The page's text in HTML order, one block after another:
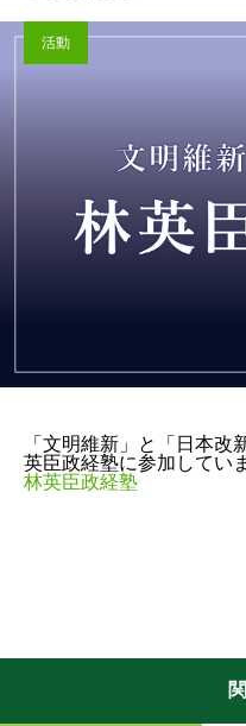
活動
「文明維新」と「日本
英臣政経塾に参加してい
林英臣政経塾